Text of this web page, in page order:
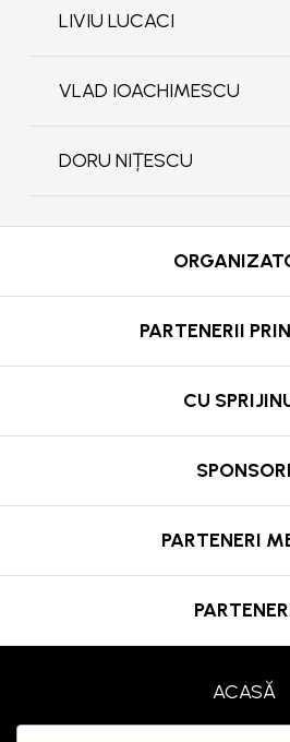
LIVIU LUCACI
VLAD IOACHIMESCU
DORU NIȚESCU
PARTENERII
CU
SPONSORI
PARTENERI
ACASĂ